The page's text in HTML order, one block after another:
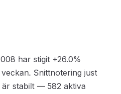
har stigit +26.0%
Snittnotering just
stabilt — 582 aktiva